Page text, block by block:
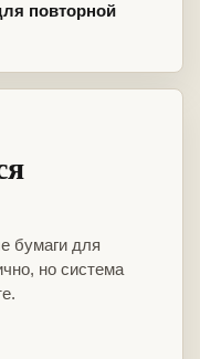
повторной
бумаги для
но система